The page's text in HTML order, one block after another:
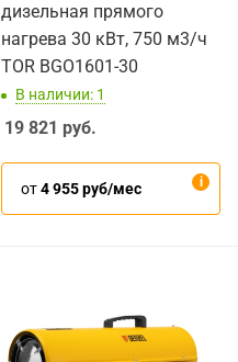
дизельная прямого
нагрева 30 кВт, 750 м3/ч
TOR BGO1601-30
В наличии: 1
19 821 руб.
от4 955 руб/мес